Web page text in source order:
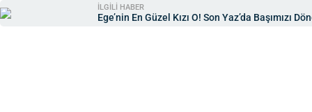
İLGİLİ HABER
Ege’nin En Güzel